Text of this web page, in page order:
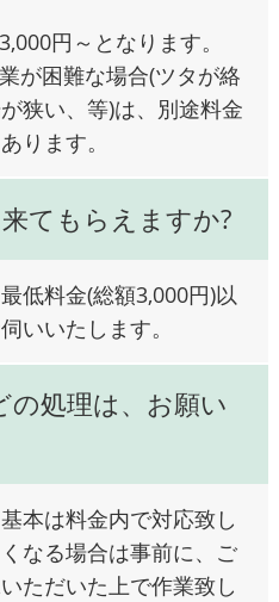
円～となります。
が困難な場合(ツタが絡
狭い、等)は、別途料金
ります。
てもらえますか?
低料金(総額3,000円)以
いいたします。
の処理は、お願い
本は料金内で対応致し
なる場合は事前に、ご
ただいた上で作業致し